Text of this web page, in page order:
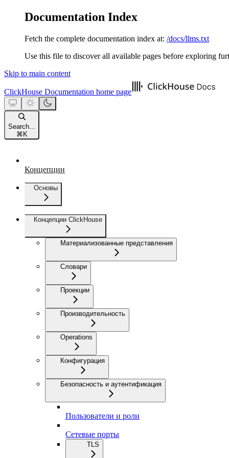
Documentation Index
Fetch the complete documentation index at: /docs/llms.txt
Use this file to discover all available pages before exploring
Skip to main content
ClickHouse Documentation home page
Search...
⌘ K
Концепции
Основы
Концепции ClickHouse
Материализованные представления
Словари
Проекции
Производительность
Operations
Конфигурация
Безопасность и аутентификация
Пользователи и роли
Сетевые порты
TLS